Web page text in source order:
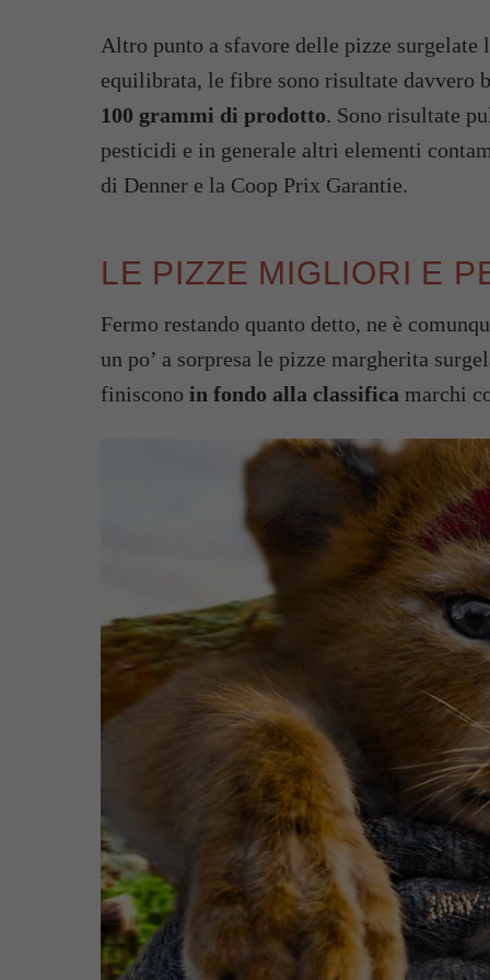
Altro punto a sfavore delle pizze surgelate
equilibrata, le fibre sono risultate davvero
100 grammi di prodotto. Sono risultate
pesticidi e in generale altri elementi
di Denner e la Coop Prix Garantie.
LE PIZZE MIGLIORI E
Fermo restando quanto detto, ne è
un po’ a sorpresa le pizze margherita
finiscono in fondo alla classifica marchi